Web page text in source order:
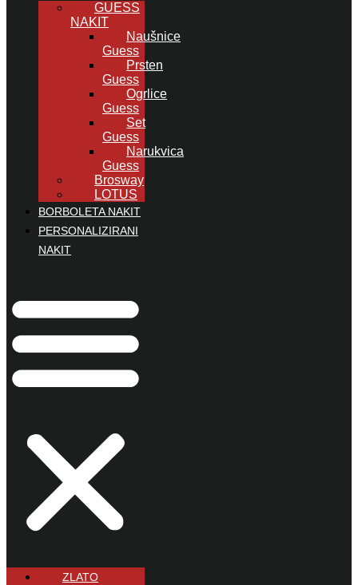
GUESS
NAKIT
Naušnice
Guess
Prsten
Guess
Ogrlice
Guess
Set
Guess
Narukvica
Guess
Brosway
LOTUS
BORBOLETA NAKIT
PERSONALIZIRANI
NAKIT
ZLATO